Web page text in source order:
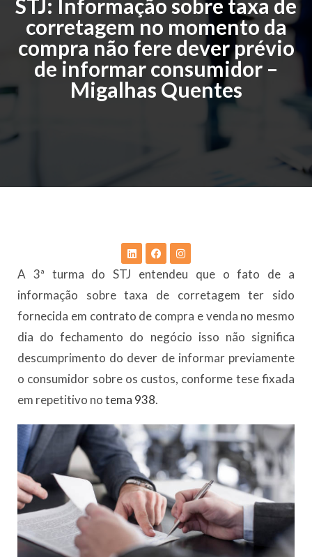
STJ: Informação sobre taxa de
corretagem no momento da
compra não fere dever prévio
de informar consumidor –
Migalhas Quentes
A 3ª turma do STJ entendeu que o fato de a
informação sobre taxa de corretagem ter sido
fornecida em contrato de compra e venda no mesmo
dia do fechamento do negócio isso não significa
descumprimento do dever de informar previamente
o consumidor sobre os custos, conforme tese fixada
em repetitivo notema 938.